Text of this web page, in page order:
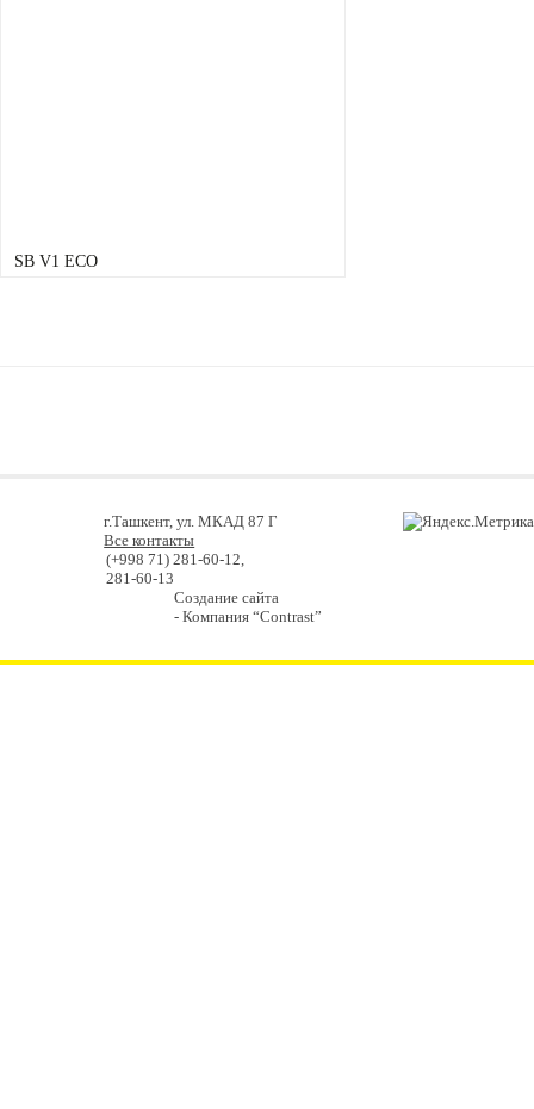
SB V1 ECO
г.Ташкент, ул. МКАД 87 Г
Все контакты
(+998 71) 281-60-12,
281-60-13
Создание сайта
- Компания “Contrast”